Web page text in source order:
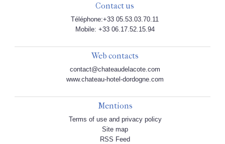
Contact us
Téléphone:+33 05.53.03.70.11
Mobile: +33 06.17.52.15.94
Web contacts
contact@chateaudelacote.com
www.chateau-hotel-dordogne.com
Mentions
Terms of use and privacy policy
Site map
RSS Feed